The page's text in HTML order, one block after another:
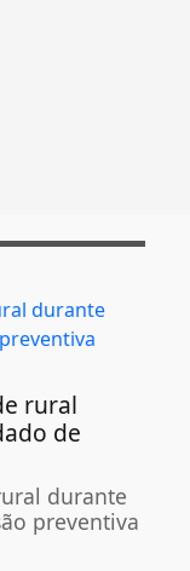
rural
de
durante
preventiva